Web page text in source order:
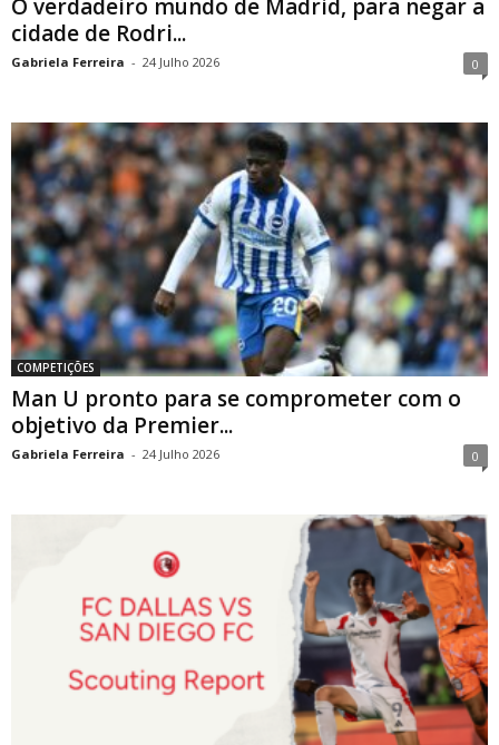
O verdadeiro mundo de Madrid, para negar a
cidade de Rodri...
Gabriela Ferreira - 24 Julho 2026 0
COMPETIÇÕES
Man U pronto para se comprometer com o
objetivo da Premier...
Gabriela Ferreira - 24 Julho 2026 0